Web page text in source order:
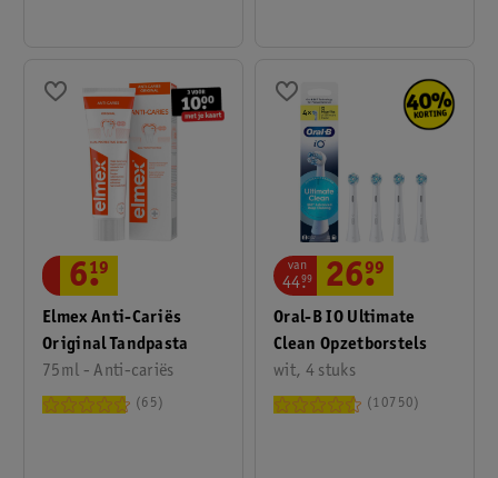
Elmex Anti-Cariës
Original Tandpasta
75ml - Anti-cariës
6.
19
65
Oral-B IO Ultimate
Clean Opzetborstels
wit, 4 stuks
van
44.
99 26.
99
10750